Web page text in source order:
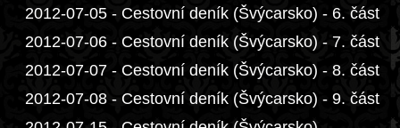
2012-07-05 - Cestovní deník (Švýcarsko) - 6. část
2012-07-06 - Cestovní deník (Švýcarsko) - 7. část
2012-07-07 - Cestovní deník (Švýcarsko) - 8. část
2012-07-08 - Cestovní deník (Švýcarsko) - 9. část